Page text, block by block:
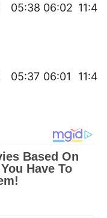
05:38 06:02 11:46
05:37 06:01 11:45